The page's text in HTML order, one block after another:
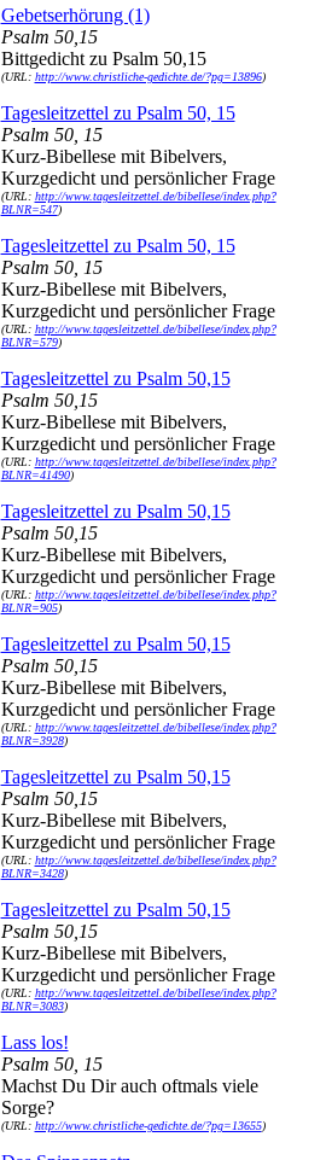
Gebetserhörung (1)
Psalm 50,15
Bittgedicht zu Psalm 50,15
(URL: http://www.christliche-gedichte.de/?pg=13896)
Tagesleitzettel zu Psalm 50, 15
Psalm 50, 15
Kurz-Bibellese mit Bibelvers,
Kurzgedicht und persönlicher Frage
(URL: http://www.tagesleitzettel.de/bibellese/index.php?
BLNR=547)
Tagesleitzettel zu Psalm 50, 15
Psalm 50, 15
Kurz-Bibellese mit Bibelvers,
Kurzgedicht und persönlicher Frage
(URL: http://www.tagesleitzettel.de/bibellese/index.php?
BLNR=579)
Tagesleitzettel zu Psalm 50,15
Psalm 50,15
Kurz-Bibellese mit Bibelvers,
Kurzgedicht und persönlicher Frage
(URL: http://www.tagesleitzettel.de/bibellese/index.php?
BLNR=41490)
Tagesleitzettel zu Psalm 50,15
Psalm 50,15
Kurz-Bibellese mit Bibelvers,
Kurzgedicht und persönlicher Frage
(URL: http://www.tagesleitzettel.de/bibellese/index.php?
BLNR=905)
Tagesleitzettel zu Psalm 50,15
Psalm 50,15
Kurz-Bibellese mit Bibelvers,
Kurzgedicht und persönlicher Frage
(URL: http://www.tagesleitzettel.de/bibellese/index.php?
BLNR=3928)
Tagesleitzettel zu Psalm 50,15
Psalm 50,15
Kurz-Bibellese mit Bibelvers,
Kurzgedicht und persönlicher Frage
(URL: http://www.tagesleitzettel.de/bibellese/index.php?
BLNR=3428)
Tagesleitzettel zu Psalm 50,15
Psalm 50,15
Kurz-Bibellese mit Bibelvers,
Kurzgedicht und persönlicher Frage
(URL: http://www.tagesleitzettel.de/bibellese/index.php?
BLNR=3083)
Lass los!
Psalm 50, 15
Machst Du Dir auch oftmals viele
Sorge?
(URL: http://www.christliche-gedichte.de/?pg=13655)